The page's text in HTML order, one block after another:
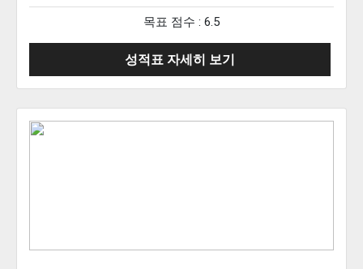
목표 점수 : 6.5
성적표 자세히 보기